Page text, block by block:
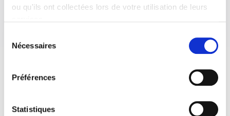
ou qu'ils ont collectées lors de votre utilisation de leurs
Nécessaires
Préférences
Statistiques